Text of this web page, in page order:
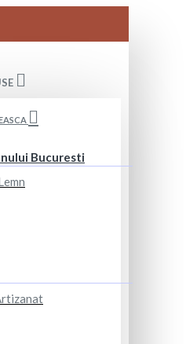
Bucuresti